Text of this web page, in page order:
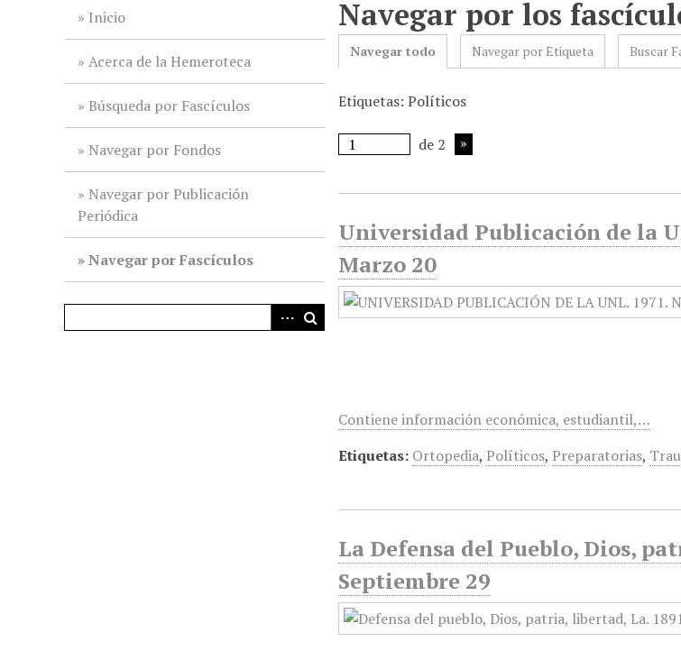
Inicio
Acerca de la Hemeroteca
Búsqueda por Fascículos
Navegar por Fondos
Navegar por Publicación
Periódica
Navegar por Fascículos
Navegar por los
Navegar todo Navegar por Etiqueta Buscar
Etiquetas: Políticos
de 2
Universidad Publicación de la
Marzo 20
Contiene información económica, estudiantil,…
Etiquetas: Ortopedia, Políticos, Preparatorias,
La Defensa del Pueblo, Dios,
Septiembre 29